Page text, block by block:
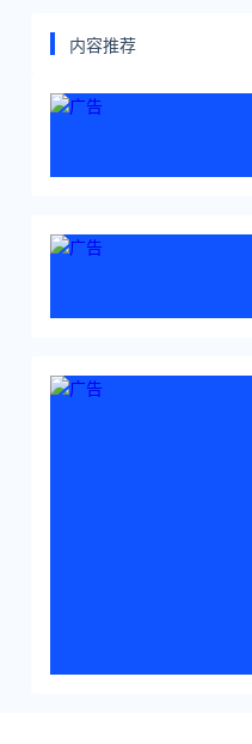
内容推荐